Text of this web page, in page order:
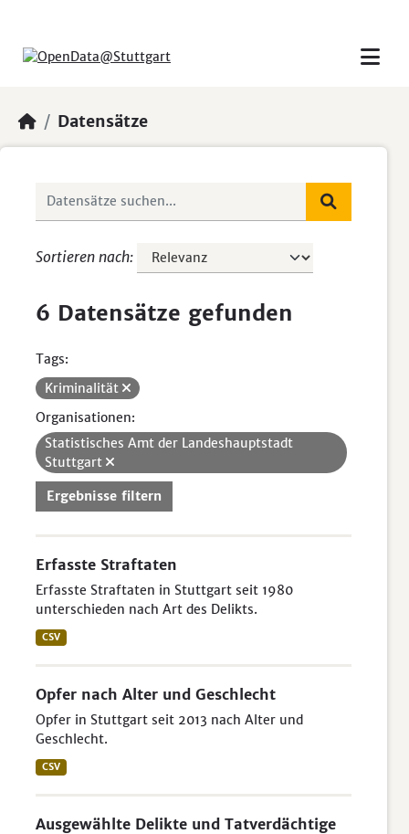
Datensätze
Sortieren nach
6 Datensätze gefunden
Tags:
Kriminalität
Organisationen:
Statistisches Amt der Landeshauptstadt
Stuttgart
Ergebnisse filtern
Erfasste Straftaten
Erfasste Straftaten in Stuttgart seit 1980
unterschieden nach Art des Delikts.
CSV
Opfer nach Alter und Geschlecht
Opfer in Stuttgart seit 2013 nach Alter und
Geschlecht.
CSV
Ausgewählte Delikte und Tatverdächtige